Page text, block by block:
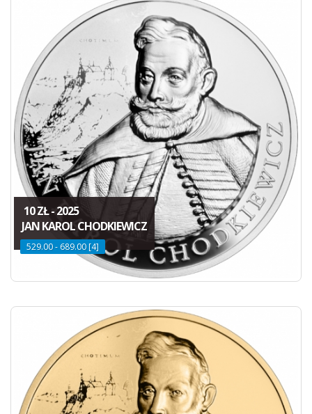
10 ZŁ - 2025
JAN KAROL CHODKIEWICZ
529.00 - 689.00 [4]